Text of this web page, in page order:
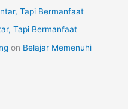
Tapi Bermanfaat
Tapi Bermanfaat
on Belajar Memenuhi